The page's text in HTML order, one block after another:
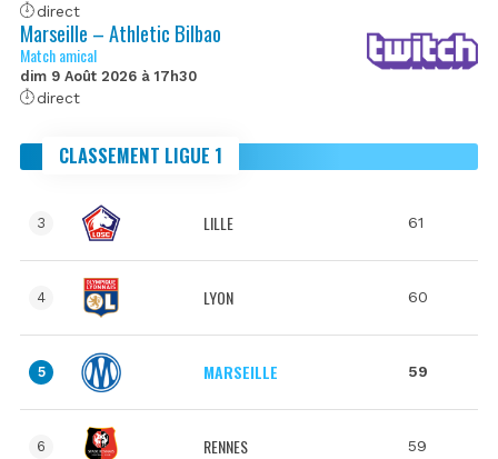
direct
Marseille – Athletic Bilbao
Match amical
dim 9 Août 2026 à 17h30
direct
CLASSEMENT LIGUE 1
3 LILLE 61
4 LYON 60
5 MARSEILLE 59
6 RENNES 59